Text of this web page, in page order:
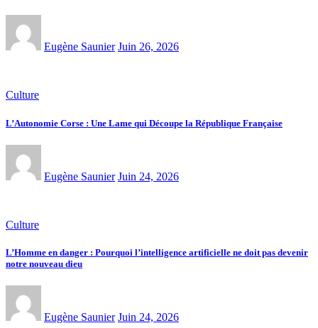
Eugène Saunier Juin 26, 2026
Culture
L’Autonomie Corse : Une Lame qui Découpe la République Française
Eugène Saunier Juin 24, 2026
Culture
L’Homme en danger : Pourquoi l’intelligence artificielle ne doit pas devenir
notre nouveau dieu
Eugène Saunier Juin 24, 2026